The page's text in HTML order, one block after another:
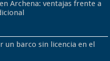
Archena: ventajas frente a
un barco sin licencia en el